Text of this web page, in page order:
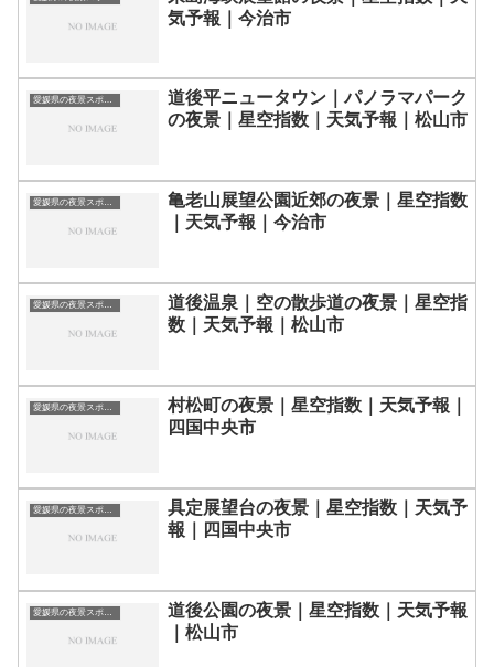
気予報｜今治市
愛媛県の夜景スポット一覧
道後平ニュータウン｜パノラマパーク
の夜景｜星空指数｜天気予報｜松山市
愛媛県の夜景スポット一覧
亀老山展望公園近郊の夜景｜星空指数
｜天気予報｜今治市
愛媛県の夜景スポット一覧
道後温泉｜空の散歩道の夜景｜星空指
数｜天気予報｜松山市
愛媛県の夜景スポット一覧
村松町の夜景｜星空指数｜天気予報｜
四国中央市
愛媛県の夜景スポット一覧
具定展望台の夜景｜星空指数｜天気予
報｜四国中央市
愛媛県の夜景スポット一覧
道後公園の夜景｜星空指数｜天気予報
｜松山市